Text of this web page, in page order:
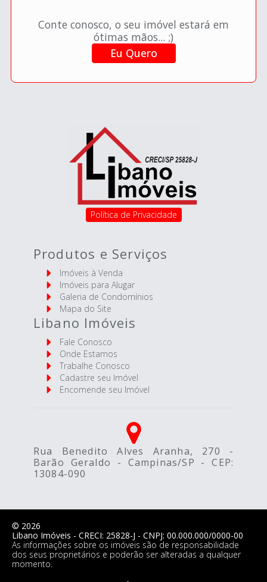
Conte conosco, o seu imóvel estará em
ótimas mãos... ;)
Eu Quero
Política de Privacidade
Produtos e Serviços
Imóveis à Venda
Imóveis para Alugar
Galeria de Condomínios
Mapa do Site
Libano Imóveis
Fale Conosco
Onde Estamos
Trabalhe Conosco
Cadastre seu Imóvel
Encomende seu Imóvel
Rua Benedito Alves Aranha, 270 -
Barão Geraldo - Campinas/SP - CEP:
13084-090
© 2026
Libano Imóveis - CRECI: 25828-J - CNPJ: 00.000.000/0000-00
As informações sobre os imóveis são de responsabilidade
dos seus proprietários e poderão ser alteradas a qualquer
momento.